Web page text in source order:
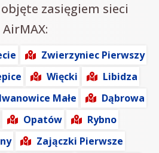
zasięgiem sieci
AirMAX:
Zwierzyniec Pierwszy
Więcki
Libidza
Iwanowice Małe
Dąbrowa
Opatów
Rybno
Zajączki Pierwsze